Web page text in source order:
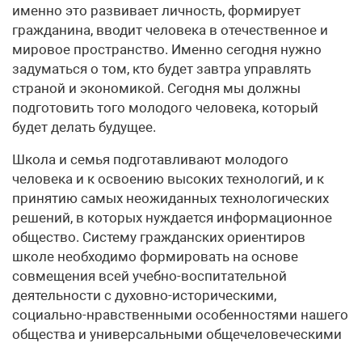
именно это развивает личность, формирует
гражданина, вводит человека в отечественное и
мировое пространство. Именно сегодня нужно
задуматься о том, кто будет завтра управлять
страной и экономикой. Сегодня мы должны
подготовить того молодого человека, который
будет делать будущее.
Школа и семья подготавливают молодого
человека и к освоению высоких технологий, и к
принятию самых неожиданных технологических
решений, в которых нуждается информационное
общество. Систему гражданских ориентиров
школе необходимо формировать на основе
совмещения всей учебно-воспитательной
деятельности с духовно-историческими,
социально-нравственными особенностями нашего
общества и универсальными общечеловеческими